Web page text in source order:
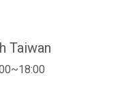
Taiwan